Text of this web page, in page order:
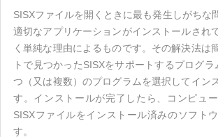
SISXファイルを開くときに最も発生しがちな
適切なアプリケーションがインストールされ
く単純な理由によるものです。その解決法は
トで見つかったSISXをサポートするプログラ
つ（又は複数）のプログラムを選択してイン
す。インストールが完了したら、コンピュ
SISXファイルをインストール済みのソフト
す。